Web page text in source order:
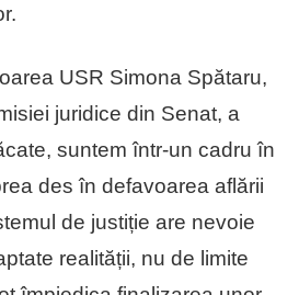
USR Simona Spătaru,
juridice din Senat, a
suntem într-un cadru în
des în defavoarea aflării
de justiție are nevoie
realității, nu de limite